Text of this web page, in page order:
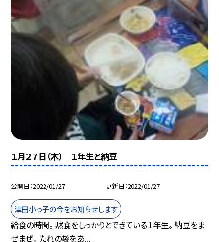
１月２７日（木） １年生と納豆
公開日 2022/01/27 更新日 2022/01/27
津田小っ子の今をお知らせします
給食の時間。 黙食をしっかりとできている１年生。 納豆をま
ぜまぜ。 たれの袋をあ...